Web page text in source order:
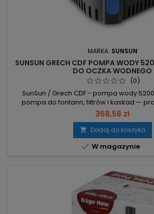
MARKA: SUNSUN
SUNSUN GRECH CDF POMPA WODY
DO OCZKA WODNEGO
(0)
SunSun / Grech CDF - pompa wody
pompa do fontann, filtrów i kaskad —
szybkie decyzje. Wydajność 5200 l/h –
efektywne napowietrzanie/filtracja. Moc
zużycie energii przy dużej wydajności.
sprawna praca przy wysokich słupach
20/25/32/40 mm i przegub
368,58 zł
 Dodaj do koszyka
 W magazynie